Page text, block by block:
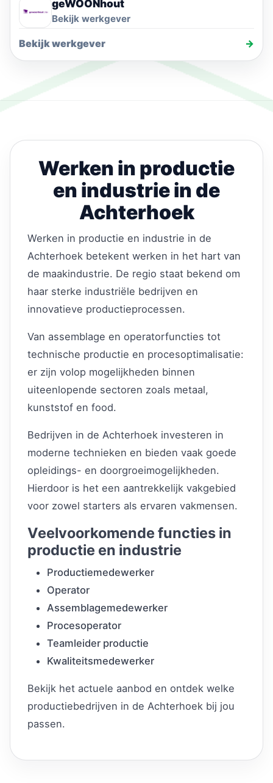
geWOONhout
Bekijk werkgever
Bekijk werkgever →
Werken in productie
en industrie in de
Achterhoek
Werken in productie en industrie in de
Achterhoek betekent werken in het hart van
de maakindustrie. De regio staat bekend om
haar sterke industriële bedrijven en
innovatieve productieprocessen.
Van assemblage en operatorfuncties tot
technische productie en procesoptimalisatie:
er zijn volop mogelijkheden binnen
uiteenlopende sectoren zoals metaal,
kunststof en food.
Bedrijven in de Achterhoek investeren in
moderne technieken en bieden vaak goede
opleidings- en doorgroeimogelijkheden.
Hierdoor is het een aantrekkelijk vakgebied
voor zowel starters als ervaren vakmensen.
Veelvoorkomende functies in
productie en industrie
Productiemedewerker
Operator
Assemblagemedewerker
Procesoperator
Teamleider productie
Kwaliteitsmedewerker
Bekijk het actuele aanbod en ontdek welke
productiebedrijven in de Achterhoek bij jou
passen.